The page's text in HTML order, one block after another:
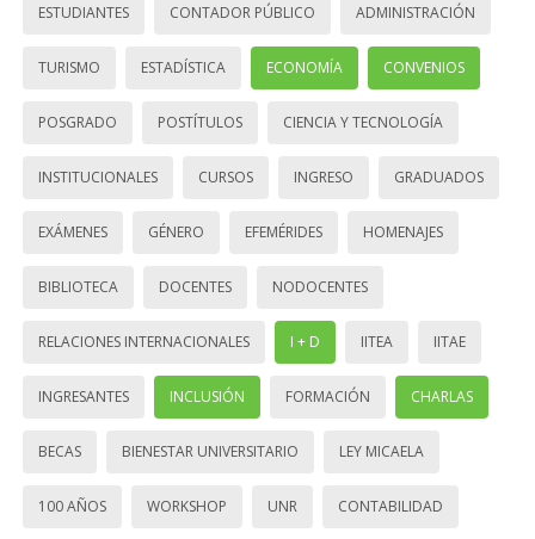
ESTUDIANTES CONTADOR PÚBLICO ADMINISTRACIÓN
TURISMO ESTADÍSTICA ECONOMÍA CONVENIOS
POSGRADO POSTÍTULOS CIENCIA Y TECNOLOGÍA
INSTITUCIONALES CURSOS INGRESO GRADUADOS
EXÁMENES GÉNERO EFEMÉRIDES HOMENAJES
BIBLIOTECA DOCENTES NODOCENTES
RELACIONES INTERNACIONALES I + D IITEA IITAE
INGRESANTES INCLUSIÓN FORMACIÓN CHARLAS
BECAS BIENESTAR UNIVERSITARIO LEY MICAELA
100 AÑOS WORKSHOP UNR CONTABILIDAD